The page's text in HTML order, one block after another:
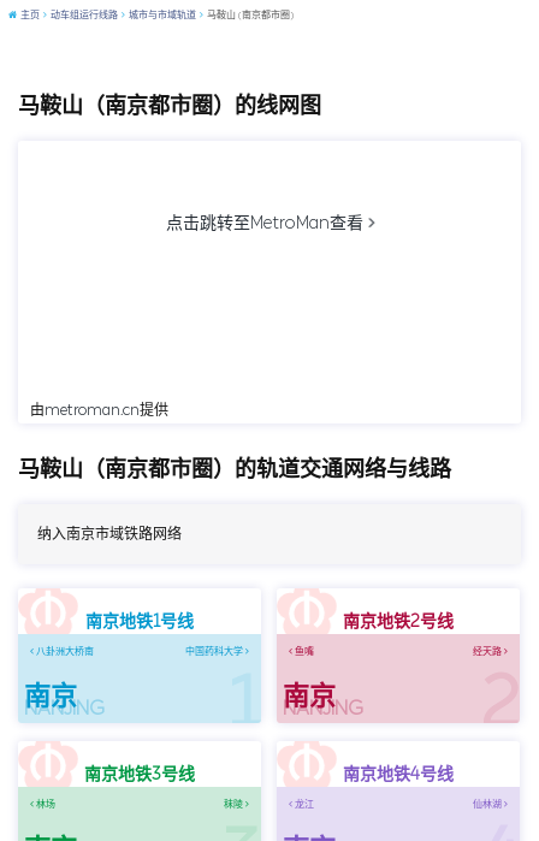
主页 动车组运行线路 城市与市域轨道 马鞍山 (南京都市圈)
马鞍山（南京都市圈）的线网图
点击跳转至MetroMan查看
由metroman.cn提供
马鞍山（南京都市圈）的轨道交通网络与线路
纳入南京市域铁路网络
1
南京地铁1号线
中国药科大学
八卦洲大桥南
NANJING
南京 2
南京地铁2号线
经天路
鱼嘴
NANJING
南京
南京地铁3号线
秣陵
林场
南京地铁4号线
仙林湖
龙江